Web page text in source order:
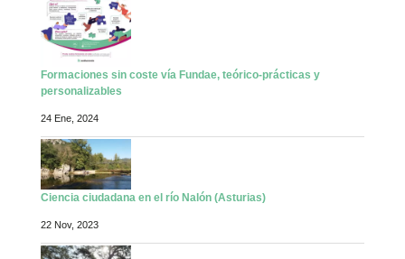
Formaciones sin coste vía Fundae, teórico-prácticas y
personalizables
24 Ene, 2024
Ciencia ciudadana en el río Nalón (Asturias)
22 Nov, 2023